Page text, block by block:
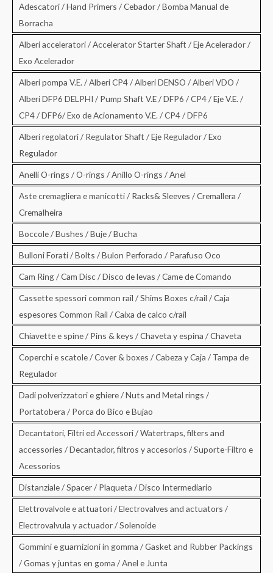
Adescatori / Hand Primers / Cebador / Bomba Manual de
Borracha
Alberi acceleratori / Accelerator Starter Shaft / Eje Acelerador /
Exo Acelerador
Alberi pompa V.E. / Alberi CP4 / Alberi DENSO / Alberi VDO /
Alberi DFP6 DELPHI / Pump Shaft V.E / DFP6 / CP4 / Eje V.E. /
CP4 / DFP6/ Exo de Acionamento V.E. / CP4 / DFP6
Alberi regolatori / Regulator Shaft / Eje Regulador / Exo
Regulador
Anelli O-rings / O-rings / Anillo O-rings / Anel
Aste cremagliera e manicotti / Racks& Sleeves / Cremallera /
Cremalheira
Boccole / Bushes / Buje / Bucha
Bulloni Forati / Bolts / Bulon Perforado / Parafuso Oco
Cam Ring / Cam Disc / Disco de levas / Came de Comando
Cassette spessori common rail / Shims Boxes c/rail / Caja
espesores Common Rail / Caixa de calco c/rail
Chiavette e spine / Pins & keys / Chaveta y espina / Chaveta
Coperchi e scatole / Cover & boxes / Cabeza y Caja / Tampa de
Regulador
Dadi polverizzatori e ghiere / Nuts and Metal rings /
Portatobera / Porca do Bico e Bujao
Decantatori, Filtri ed Accessori / Watertraps, filters and
accessories / Decantador, filtros y accesorios / Suporte-Filtro e
Acessorios
Distanziale / Spacer / Plaqueta / Disco Intermediario
Elettrovalvole e attuatori / Electrovalves and actuators /
Electrovalvula y actuador / Solenoide
Gommini e guarnizioni in gomma / Gasket and Rubber Packings
/ Gomas y juntas en goma / Anel e Junta